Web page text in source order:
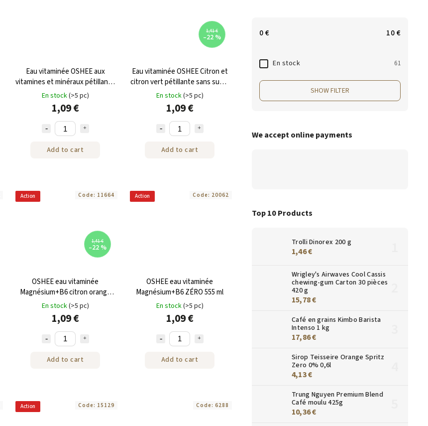
0€ 10€
En stock 61
SHOW FILTER
We accept online payments
Top 10 Products
Trolli Dinorex 200 g
1,46 €
Wrigley's Airwaves Cool Cassis
chewing-gum Carton 30 pièces
420 g
15,78 €
Café en grains Kimbo Barista
Intenso 1 kg
17,86 €
Sirop Teisseire Orange Spritz
Zero 0% 0,6l
4,13 €
Trung Nguyen Premium Blend
Café moulu 425g
10,36 €
Eau vitaminée OSHEE aux
vitamines et minéraux pétillante
en boîte de 330 ml
En stock(>5 pc)
1,09 €
Add to cart
1,41 €
–22 %
Eau vitaminée OSHEE Citron et
citron vert pétillante sans sucre
en boîte de 330 ml
En stock(>5 pc)
1,09 €
Add to cart
Action
1,41 €
–22 %
OSHEE eau vitaminée
Magnésium+B6 citron orange
555 ml
En stock(>5 pc)
1,09 €
Add to cart
Code: 11664 Action
OSHEE eau vitaminée
Magnésium+B6 ZÉRO 555 ml
En stock(>5 pc)
1,09 €
Add to cart
Code: 20062
Action Code: 15129 Code: 6288